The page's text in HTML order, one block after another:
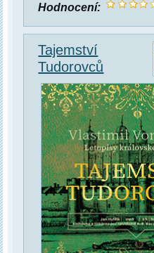
Hodnocení:
Tajemství
Tudorovců